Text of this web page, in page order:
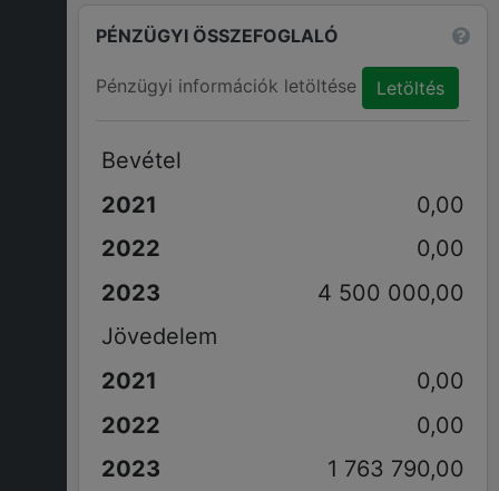
PÉNZÜGYI ÖSSZEFOGLALÓ
Pénzügyi információk letöltése Letöltés
Bevétel
0,00
0,00
4 500 000,00
Jövedelem
0,00
0,00
1 763 790,00